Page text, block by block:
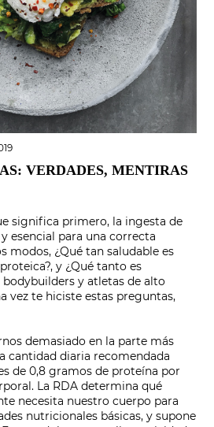
VERDADES, MENTIRAS
significa primero, la ingesta de
esencial para una correcta
modos, ¿Qué tan saludable es
y ¿Qué tanto es
y atletas de alto
vez te hiciste estas preguntas,
demasiado en la parte más
cantidad diaria recomendada
de 0,8 gramos de proteína por
La RDA determina qué
necesita nuestro cuerpo para
nutricionales básicas, y supone